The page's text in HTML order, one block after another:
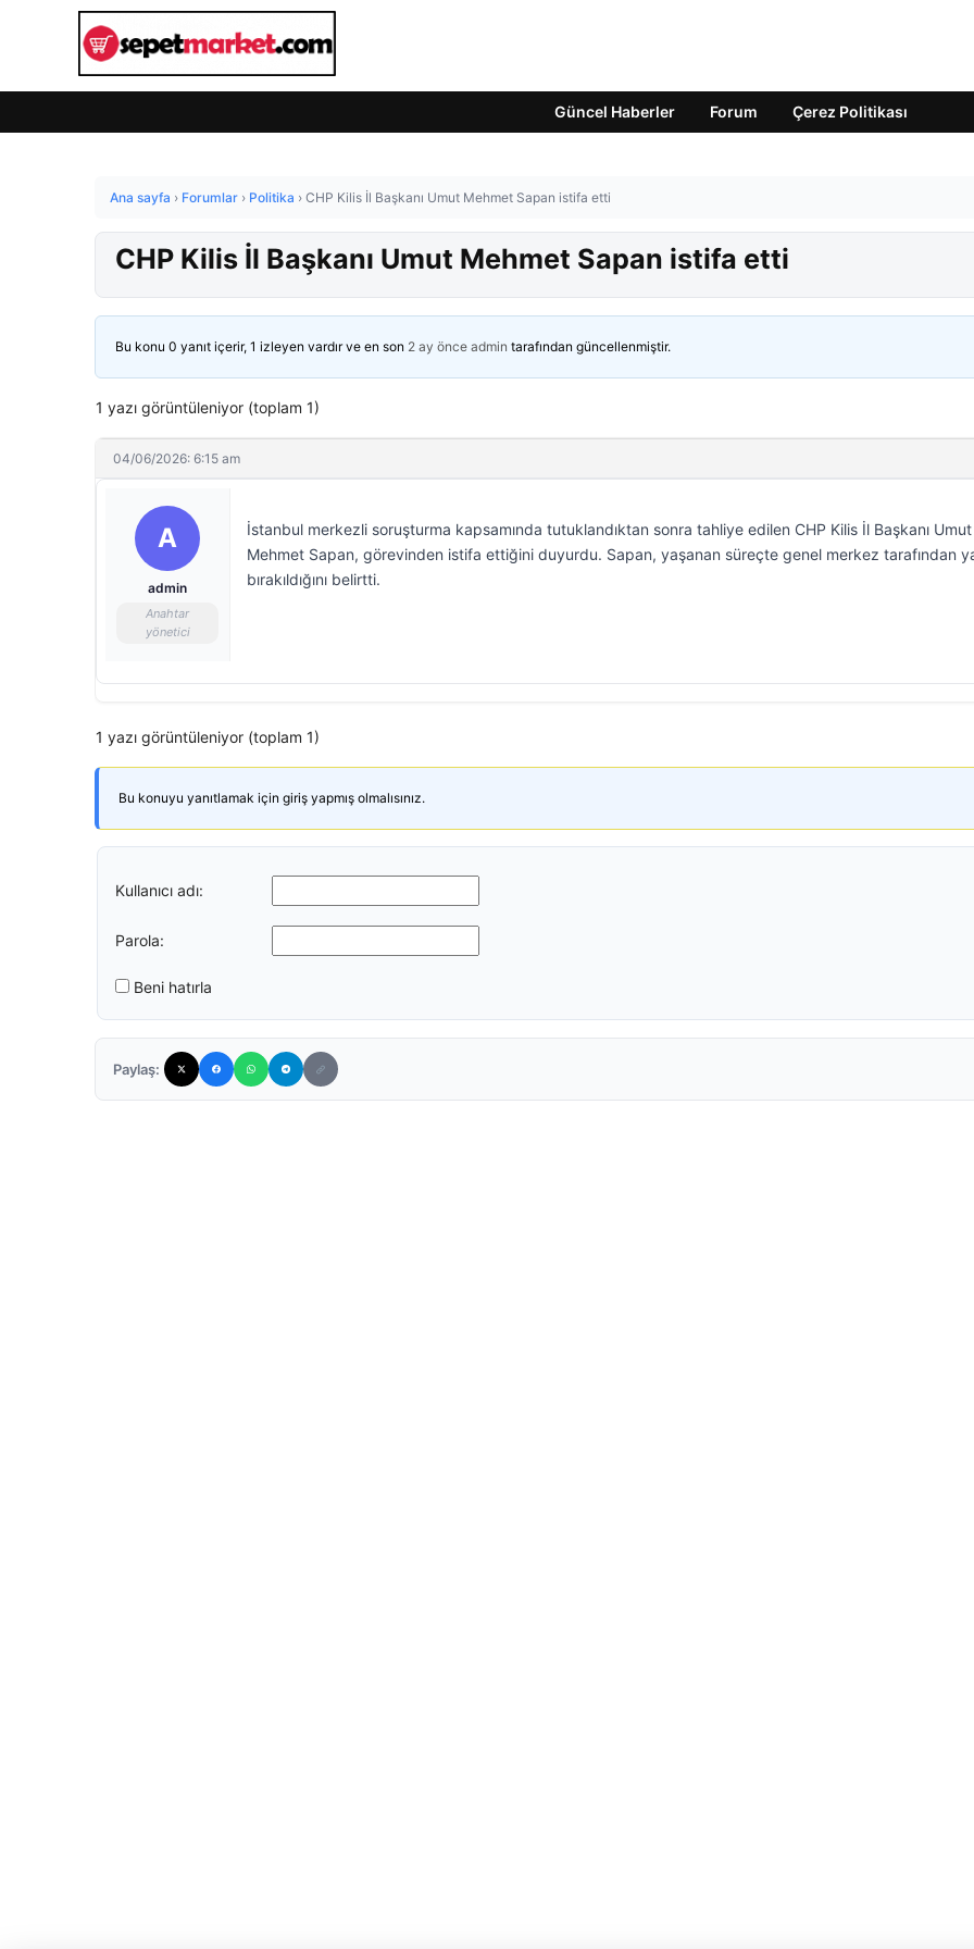
Güncel Haberler Forum Çerez Politikası
Ana sayfa › Forumlar › Politika › CHP Kilis İl Başkanı Umut Mehmet Sapan istifa etti
CHP Kilis İl Başkanı Umut Mehmet Sapan istifa etti
Bu konu 0 yanıt içerir, 1 izleyen vardır ve en son 2 ay önce admin tarafından güncellenmiştir.
1 yazı görüntüleniyor (toplam 1)
04/06/2026: 6:15 am
A
admin
Anahtar
yönetici
İstanbul merkezli soruşturma kapsamında tutuklandıktan sonra tahliye edilen CHP Kilis İl Başkanı Umut
Mehmet Sapan, görevinden istifa ettiğini duyurdu. Sapan, yaşanan süreçte genel merkez tarafından
bırakıldığını belirtti.
1 yazı görüntüleniyor (toplam 1)
Bu konuyu yanıtlamak için giriş yapmış olmalısınız.
Kullanıcı adı:
Parola:
Beni hatırla
Paylaş: